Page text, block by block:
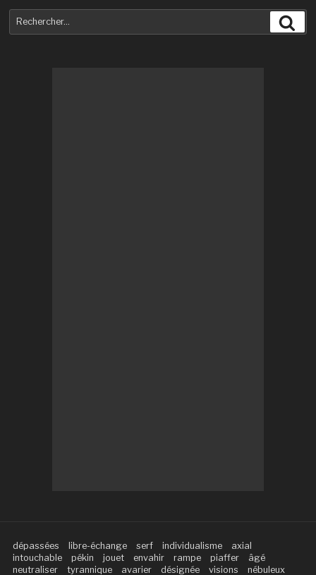
pour
dépassées libre-échange serf individualisme
axial
intouchable
pékin jouet envahir rampe piaffer
âgé
neutraliser
tyrannique avarier désignée visions
nébuleux